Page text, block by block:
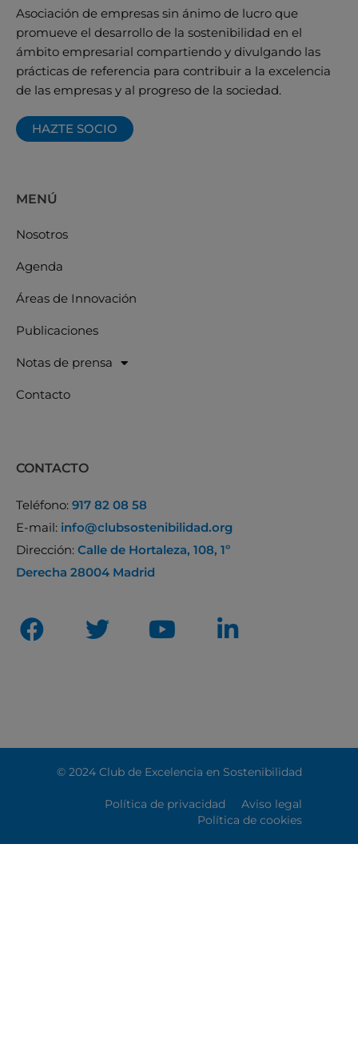
Asociación de empresas sin ánimo de lucro que
promueve el desarrollo de la sostenibilidad en el
ámbito empresarial compartiendo y divulgando las
prácticas de referencia para contribuir a la excelencia
de las empresas y al progreso de la sociedad.
HAZTE SOCIO
MENÚ
Nosotros
Agenda
Áreas de Innovación
Publicaciones
Notas de prensa
Contacto
CONTACTO
Teléfono: 917 82 08 58
E-mail: info@clubsostenibilidad.org
Dirección: Calle de Hortaleza, 108, 1º
Derecha 28004 Madrid
© 2024 Club de Excelencia en Sostenibilidad
Política de privacidad
Aviso legal
Política de cookies